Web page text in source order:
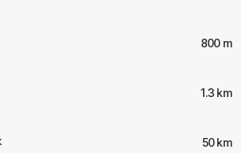
800 m
1.3 km
50 km